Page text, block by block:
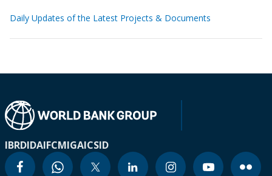
Daily Updates of the Latest Projects & Documents
IBRDIDAIFCMIGAICSID